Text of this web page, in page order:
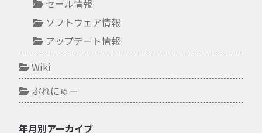
セール情報
ソフトウェア情報
アップデート情報
Wiki
ぷれにゅー
年月別アーカイブ